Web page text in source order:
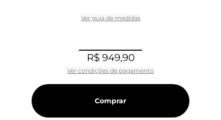
Ver guia de medidas
R$ 949,90
Ver condições de pagamento
Comprar